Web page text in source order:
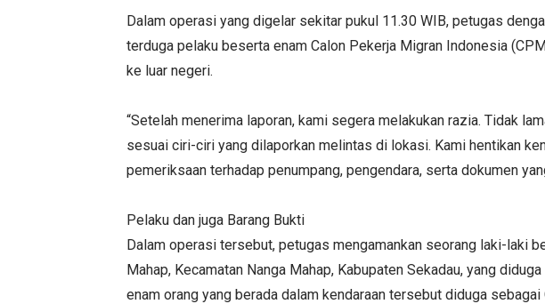
Dalam operasi yang digelar sekitar pukul 11.30 WIB, petugas
terduga pelaku beserta enam Calon Pekerja Migran Indonesia
ke luar negeri.
“Setelah menerima laporan, kami segera melakukan razia. Tidak
sesuai ciri-ciri yang dilaporkan melintas di lokasi. Kami hentikan
pemeriksaan terhadap penumpang, pengendara, serta dokumen
Pelaku dan juga Barang Bukti
Dalam operasi tersebut, petugas mengamankan seorang laki-laki
Mahap, Kecamatan Nanga Mahap, Kabupaten Sekadau, yang
enam orang yang berada dalam kendaraan tersebut diduga sebagai